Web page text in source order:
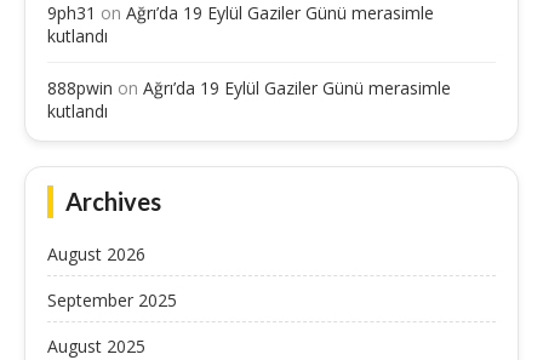
9ph31 on Ağrı’da 19 Eylül Gaziler Günü merasimle
kutlandı
888pwin on Ağrı’da 19 Eylül Gaziler Günü merasimle
kutlandı
Archives
August 2026
September 2025
August 2025